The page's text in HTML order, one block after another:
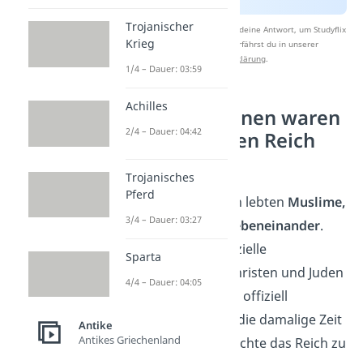
Nach Beantwortung speichern wir deine Antwort, um Studyflix
zu verbessern. Mehr dazu erfährst du in unserer
Datenschutzerklärung.
Welche Religionen waren
im Osmanischen Reich
Im Osmanischen Reich lebten Muslime,
Christen und Juden nebeneinander.
DerIslam
war die offizielle
Staatsreligion. Aber Christen und Juden
durften ihren Glauben offiziell
ausüben. Das war für die damalige Zeit
ungewöhnlich und machte das Reich zu
Trojanischer
Krieg
1/4 – Dauer: 03:59
Achilles
2/4 – Dauer: 04:42
Trojanisches
Pferd
3/4 – Dauer: 03:27
Sparta
4/4 – Dauer: 04:05
Antike
Antikes Griechenland